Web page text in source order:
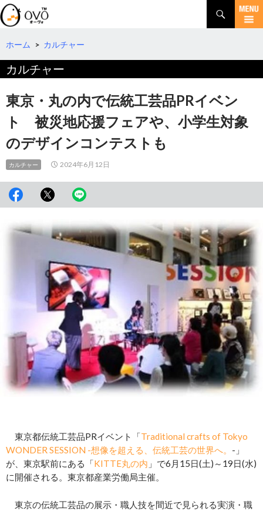
検
索
コ
テ
ツ
へ
移
動
ホーム > カルチャー
カルチャー
東京・丸の内で伝統工芸品PRイベン
ト 被災地応援フェアや、小学生対象
のデザインコンテストも
カルチャー 2024年6月12日
東京都伝統工芸品PRイベント「Traditional crafts of Tokyo
WONDER SESSION -想像を超える、伝統工芸の世界へ。 -」
が、東京駅前にある「KITTE丸の内 」で6月15日(土)～19日(水)
に開催される。東京都産業労働局主催。
東京の伝統工芸品の展示・職人技を間近で見られる実演・職